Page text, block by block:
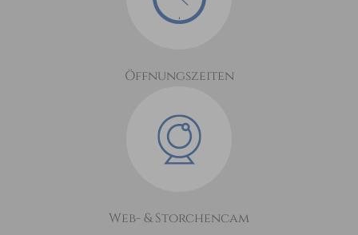
Öffnungszeiten
Web- & Storchencam